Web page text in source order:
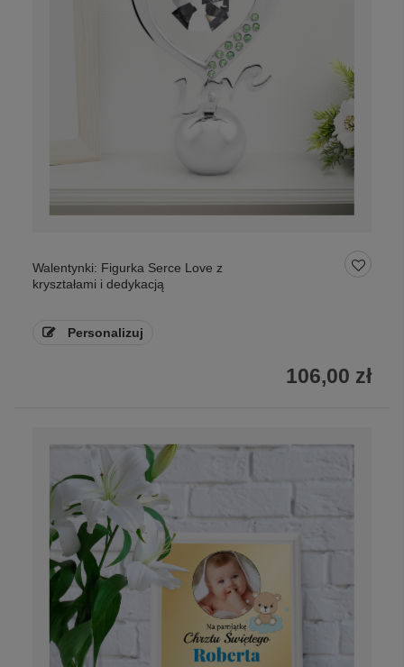
Walentynki: Figurka Serce Love z
kryształami i dedykacją
Personalizuj
106,00 zł